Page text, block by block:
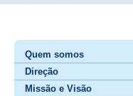
Quem somos
Direção
Missão e Visão